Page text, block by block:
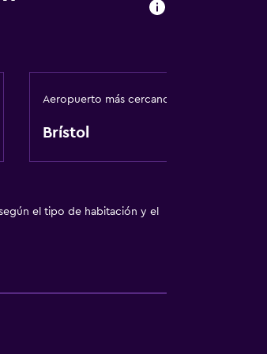
Aeropuerto más cercano
Brístol
el tipo de habitación y el